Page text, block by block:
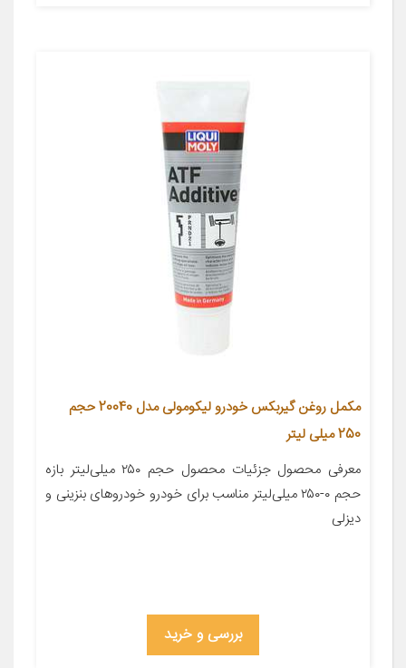
مکمل روغن گیربکس خودرو لیکومولی مدل 20040 حجم
250 میلی لیتر
معرفی محصول جزئیات محصول حجم ۲۵۰ میلی‌لیتر بازه
حجم ۰-۲۵۰ میلی‌لیتر مناسب برای خودرو خودروهای بنزینی و
دیزلی
بررسی و خرید